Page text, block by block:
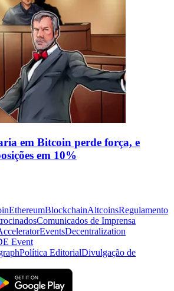
em Bitcoin perde força, e
em 10%
EthereumBlockchainAltcoinsRegulamento
Comunicados de Imprensa
EventsDecentralization
Event
Política EditorialDivulgação de